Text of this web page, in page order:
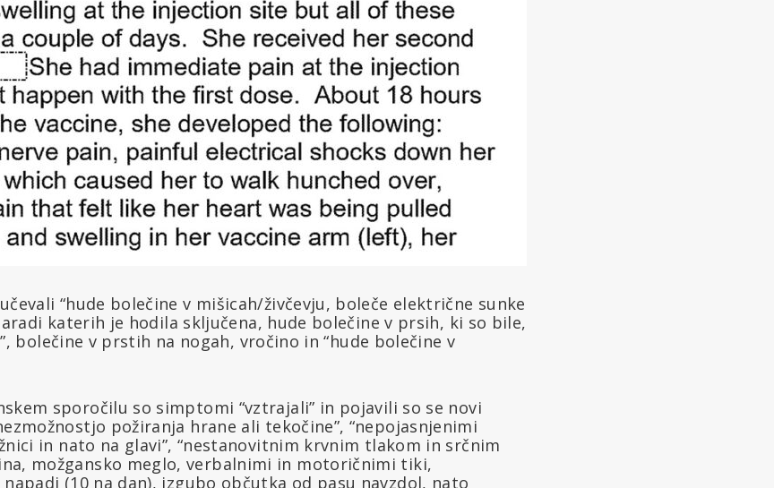
“hude bolečine v mišicah/živčevju, boleče električne sunke
katerih je hodila sključena, hude bolečine v prsih, ki so bile,
bolečine v prstih na nogah, vročino in “hude bolečine v
sporočilu so simptomi “vztrajali” in pojavili so se novi
požiranja hrane ali tekočine”, “nepojasnjenimi
in nato na glavi”, “nestanovitnim krvnim tlakom in srčnim
možgansko meglo, verbalnimi in motoričnimi tiki,
(10 na dan), izgubo občutka od pasu navzdol, nato